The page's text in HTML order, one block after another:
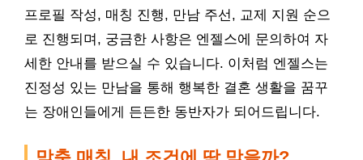
프로필 작성, 매칭 진행, 만남 주선, 교제 지원 순으
로 진행되며, 궁금한 사항은 엔젤스에 문의하여 자
세한 안내를 받으실 수 있습니다. 이처럼 엔젤스는
진정성 있는 만남을 통해 행복한 결혼 생활을 꿈꾸
는 장애인들에게 든든한 동반자가 되어드립니다.